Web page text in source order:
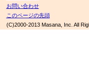
お問い合わせ
このページの先頭
(C)2000-2013 Masana, Inc. All